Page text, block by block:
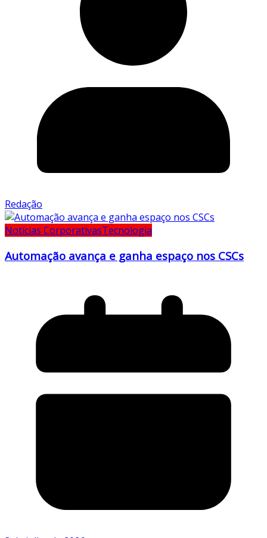
Redação
Notícias CorporativasTecnologia
Automação avança e ganha espaço nos CSCs